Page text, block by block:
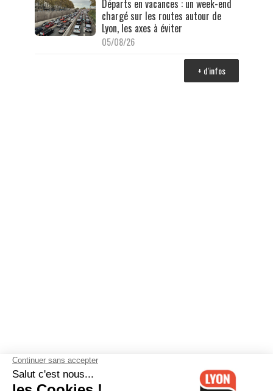
Départs en vacances : un week-end
chargé sur les routes autour de
Lyon, les axes à éviter
05/08/26
+ d'infos